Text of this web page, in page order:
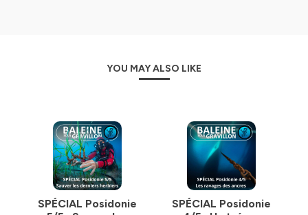
https://baleinesousgravillon.com/liens-2
Marc Mortelmans
06 52 49 13 71
contact@baleinesousgravillon.com
_______
Toutes les infos :
https://bit.ly/prez_ecosyst_BSG
YOU MAY ALSO LIKE
SPÉCIAL Posidonie
SPÉCIAL Posidonie